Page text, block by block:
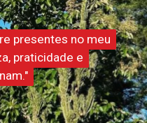
presentes no meu
praticidade e
presentes no meu
praticidade e